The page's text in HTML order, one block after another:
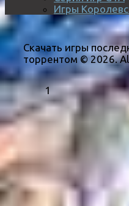
Игры
Скачать игры
торрентом © 2026.
1